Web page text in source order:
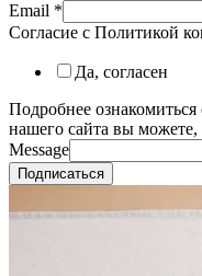
Email *
Согласие с Политикой
Да, согласен
Подробнее
нашего сайта вы
Message
Подписаться